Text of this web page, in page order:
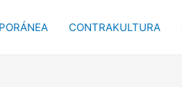
CONTRAKULTURA